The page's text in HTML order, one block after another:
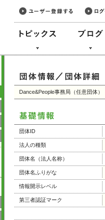
Dance&People事務局（任意団体）
団体ID
法人の種類
団体名（法人名称）
団体名ふりがな
情報開示レベル
第三者認証マーク